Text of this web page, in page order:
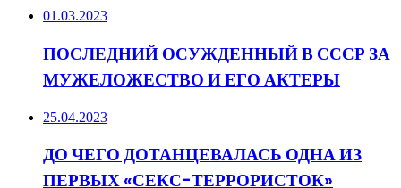
01.03.2023
ПОСЛЕДНИЙ ОСУЖДЕННЫЙ В СССР ЗА
МУЖЕЛОЖЕСТВО И ЕГО АКТЕРЫ
25.04.2023
ДО ЧЕГО ДОТАНЦЕВАЛАСЬ ОДНА ИЗ
ПЕРВЫХ «СЕКС-ТЕРРОРИСТОК»